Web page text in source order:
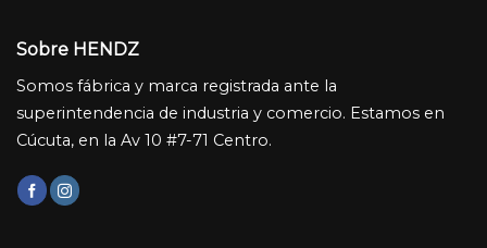
Sobre HENDZ
Somos fábrica y marca registrada ante la
superintendencia de industria y comercio. Estamos en
Cúcuta, en la Av 10 #7-71 Centro.